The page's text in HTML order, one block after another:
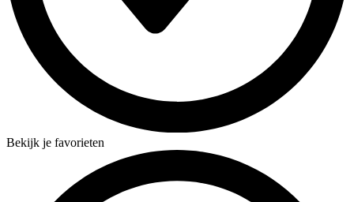
Bekijk je favorieten